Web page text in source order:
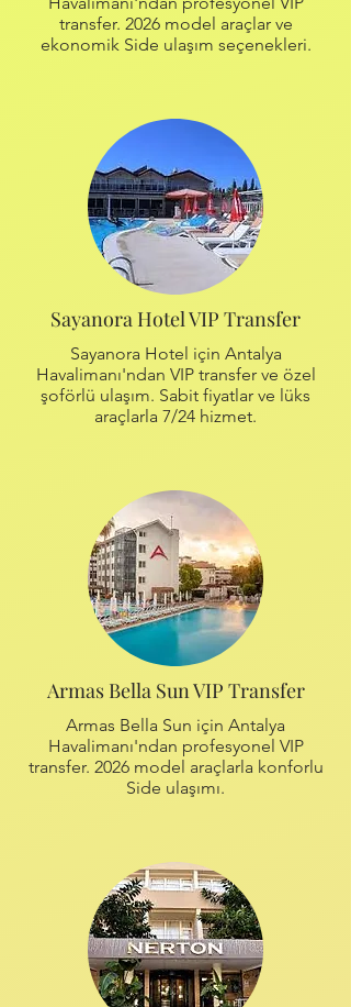
transfer. 2026 model araçlar ve
ekonomik Side ulaşım seçenekleri.
Sayanora Hotel VIP Transfer
Sayanora Hotel için Antalya
Havalimanı'ndan VIP transfer ve özel
şoförlü ulaşım. Sabit fiyatlar ve lüks
araçlarla 7/24 hizmet.
Armas Bella Sun VIP Transfer
Armas Bella Sun için Antalya
Havalimanı'ndan profesyonel VIP
transfer. 2026 model araçlarla konforlu
Side ulaşımı.